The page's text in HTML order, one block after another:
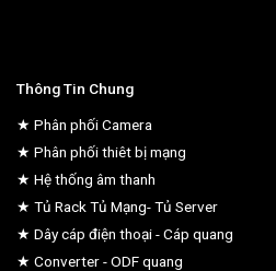
Thông Tin Chung
★ Phân phối Camera
★ Phân phối thiêt bị mạng
★ Hệ thống âm thanh
★ Tủ Rack Tủ Mạng- Tủ Server
★ Dây cáp điện thoại - Cáp quang
★ Converter - ODF quang